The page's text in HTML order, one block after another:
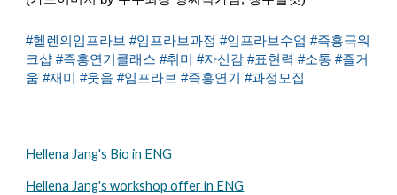
#헬렌의임프라브 #임프라브과정 #임프라브수업 #즉흥극워
크샵 #즉흥연기클래스 #취미 #자신감 #표현력 #소통 #즐거
움 #재미 #웃음 #임프라브 #즉흥연기 #과정모집
Hellena Jang's Bio in ENG
Hellena Jang's workshop offer in ENG